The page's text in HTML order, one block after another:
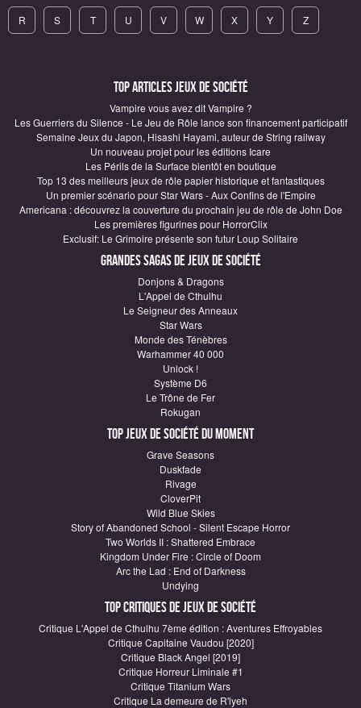
R S T U V W X Y Z
Top articles Jeux de société
Vampire vous avez dit Vampire ?
Les Guerriers du Silence - Le Jeu de Rôle lance son financement participatif
Semaine Jeux du Japon, Hisashi Hayami, auteur de String railway
Un nouveau projet pour les éditions Icare
Les Périls de la Surface bientôt en boutique
Top 13 des meilleurs jeux de rôle papier historique et fantastiques
Un premier scénario pour Star Wars - Aux Confins de l'Empire
Americana : découvrez la couverture du prochain jeu de rôle de John Doe
Les premières figurines pour HorrorClix
Exclusif: Le Grimoire présente son futur Loup Solitaire
Grandes sagas de Jeux de société
Donjons & Dragons
L'Appel de Cthulhu
Le Seigneur des Anneaux
Star Wars
Monde des Ténèbres
Warhammer 40 000
Unlock !
Système D6
Le Trône de Fer
Rokugan
Top Jeux de société du moment
Grave Seasons
Duskfade
Rivage
CloverPit
Wild Blue Skies
Story of Abandoned School - Silent Escape Horror
Two Worlds II : Shattered Embrace
Kingdom Under Fire : Circle of Doom
Arc the Lad : End of Darkness
Undying
Top critiques de Jeux de société
Critique L'Appel de Cthulhu 7ème édition : Aventures Effroyables
Critique Capitaine Vaudou [2020]
Critique Black Angel [2019]
Critique Horreur Liminale #1
Critique Titanium Wars
Critique La demeure de R'lyeh